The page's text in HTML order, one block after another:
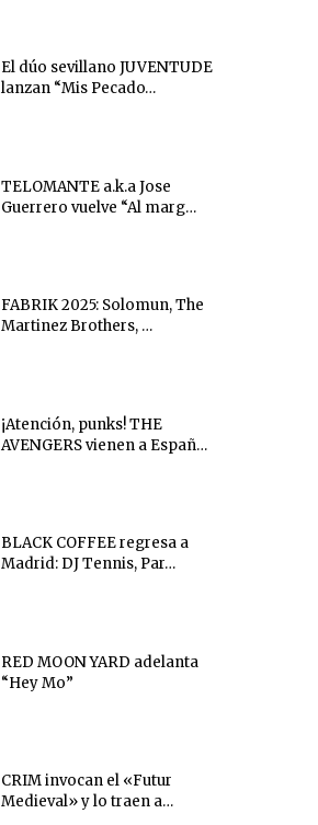
El dúo sevillano JUVENTUDE
lanzan “Mis Pecado…
TELOMANTE a.k.a Jose
Guerrero vuelve “Al marg…
FABRIK 2025: Solomun, The
Martinez Brothers, …
¡Atención, punks! THE
AVENGERS vienen a Españ…
BLACK COFFEE regresa a
Madrid: DJ Tennis, Par…
RED MOON YARD adelanta
“Hey Mo”
CRIM invocan el «Futur
Medieval» y lo traen a…